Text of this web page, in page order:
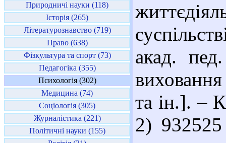
Природничі науки (118)
Історія (265)
Літературознавство (719)
Право (638)
Фізкультура та спорт (73)
Педагогіка (355)
Психологія (302)
Медицина (74)
Соціологія (305)
Журналістика (221)
Політичні науки (155)
акад.
та ін.]. –
2)